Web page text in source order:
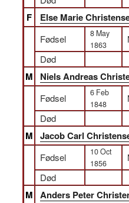
F Else Marie
Fødsel
8 May
1863
Død
M Niels Andreas
Fødsel
6 Feb
1848
Død
M Jacob Carl
Fødsel
10 Oct
1856
Død
M Anders Peter